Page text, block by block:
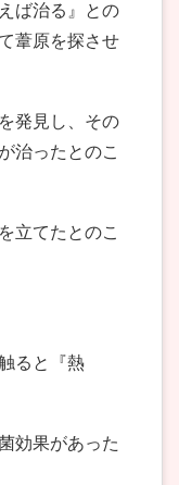
ば治る』との
葦原を探させ
発見し、その
治ったとのこ
立てたとのこ
ると『熱
効果があった